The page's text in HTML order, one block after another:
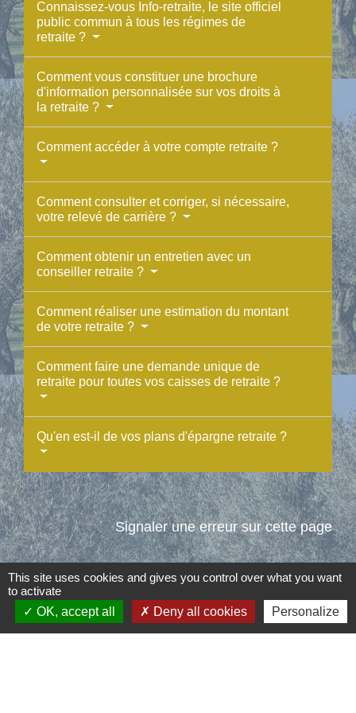
Connaissez-vous Info-retraite, le site officiel
public commun à tous les régimes de
retraite ?
Comment vous constituer une brochure
d'information personnalisée sur vos droits à
la retraite ?
Comment accéder à votre compte retraite ?
Comment consulter et corriger, si nécessaire,
votre relevé de carrière ?
Comment obtenir un entretien avec un
conseiller retraite ?
Comment réaliser une estimation du montant
de votre retraite ?
Comment faire une demande unique de
retraite pour toutes vos caisses de retraite ?
Qu'en est-il de vos plans d'épargne retraite ?
Signaler une erreur sur cette page
Contacts
This site uses cookies and gives you control over what you want
to activate
OK, accept all
Deny all cookies Personalize